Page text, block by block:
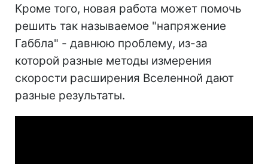
Кроме того, новая работа может помочь
решить так называемое "напряжение
Габбла" - давнюю проблему, из-за
которой разные методы измерения
скорости расширения Вселенной дают
разные результаты.